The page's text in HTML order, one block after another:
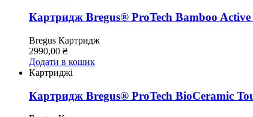
Картридж Bregus® ProTech Bamboo
Bregus Картридж
2990,00 ₴
Додати в кошик
Картриджі
Картридж Bregus® ProTech BioCeramic